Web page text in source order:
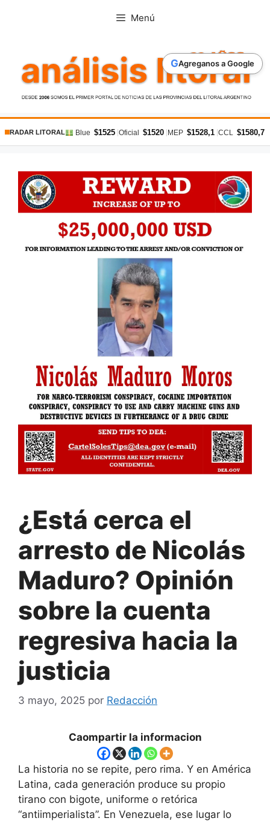
GAgreganos a Google
Menú
RADAR LITORAL Blue $1525 Oficial $1520 MEP $1528,1 CCL $1580,7
¿Está cerca el
arresto de Nicolás
Maduro? Opinión
sobre la cuenta
regresiva hacia la
justicia
3 mayo, 2025 por Redacción
Caompartir la informacion
La historia no se repite, pero rima. Y en América
Latina, cada generación produce su propio
tirano con bigote, uniforme o retórica
“antiimperialista”. En Venezuela, ese lugar lo